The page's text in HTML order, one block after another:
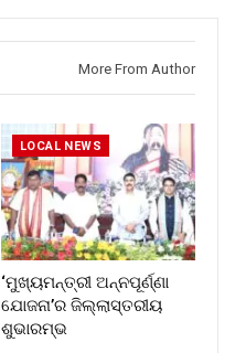
More From Author
LOCAL NEWS
‘ମୁଖ୍ୟମନ୍ତ୍ରୀ ଅନ୍ନପୂର୍ଣ୍ଣା
ଯୋଜନା’ର ଜିଲ୍ଲାସ୍ତରୀୟ
ଶୁଭାରମ୍ଭ